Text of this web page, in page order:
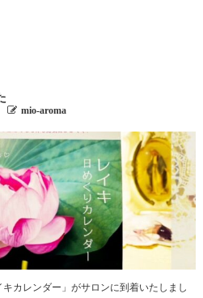
mio-aroma
カレンダー」がサロンに到着いたしまし